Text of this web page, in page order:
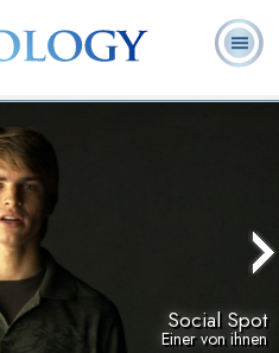
Social Spot
Einer von ihnen